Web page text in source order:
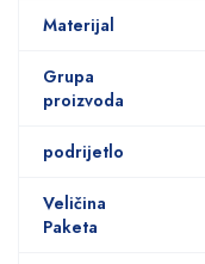
Materijal
Grupa
proizvoda
podrijetlo
Veličina
Paketa